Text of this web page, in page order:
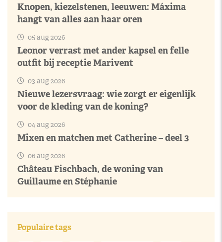
Knopen, kiezelstenen, leeuwen: Máxima
hangt van alles aan haar oren
05 aug 2026
Leonor verrast met ander kapsel en felle
outfit bij receptie Marivent
03 aug 2026
Nieuwe lezersvraag: wie zorgt er eigenlijk
voor de kleding van de koning?
04 aug 2026
Mixen en matchen met Catherine – deel 3
06 aug 2026
Château Fischbach, de woning van
Guillaume en Stéphanie
Populaire tags